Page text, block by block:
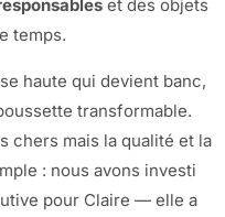
et des objets
temps.
haute qui devient banc,
transformable.
chers mais la qualité et la
: nous avons investi
pour Claire — elle a